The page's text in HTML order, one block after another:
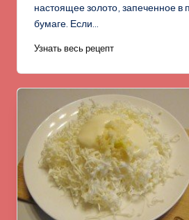
настоящее золото, запеченное в
бумаге. Если…
Узнать весь рецепт